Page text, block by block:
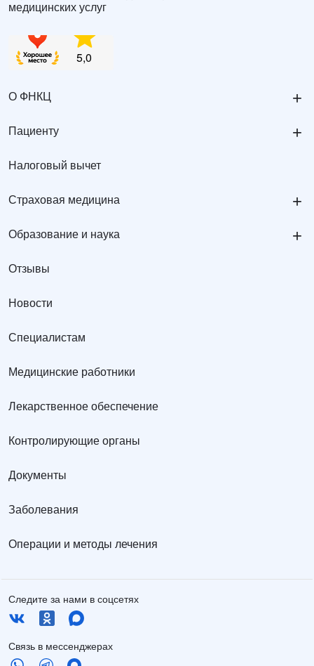
медицинских услуг
О ФНКЦ +
Пациенту +
Налоговый вычет
Страховая медицина +
Образование и наука +
Отзывы
Новости
Специалистам
Медицинские работники
Лекарственное обеспечение
Контролирующие органы
Документы
Заболевания
Операции и методы лечения
Следите за нами в соцсетях
Связь в мессенджерах